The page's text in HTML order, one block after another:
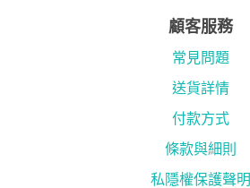
顧客服務
常見問題
送貨詳情
付款方式
條款與細則
私隱權保護聲明